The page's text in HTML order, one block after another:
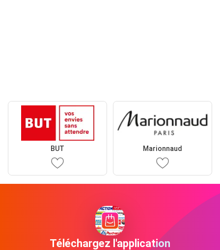
BUT Marionnaud
Téléchargez l'application